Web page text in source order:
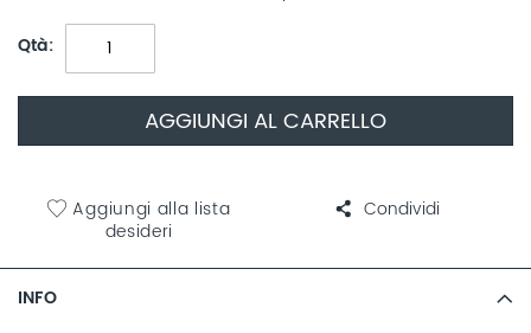
Qtà
AGGIUNGI AL CARRELLO
Aggiungi alla lista
desideri
Condividi
INFO